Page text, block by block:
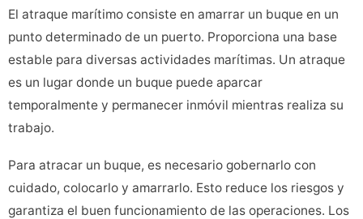
El atraque marítimo consiste en amarrar un buque en un
punto determinado de un puerto. Proporciona una base
estable para diversas actividades marítimas. Un atraque
es un lugar donde un buque puede aparcar
temporalmente y permanecer inmóvil mientras realiza su
trabajo.
Para atracar un buque, es necesario gobernarlo con
cuidado, colocarlo y amarrarlo. Esto reduce los riesgos y
garantiza el buen funcionamiento de las operaciones. Los